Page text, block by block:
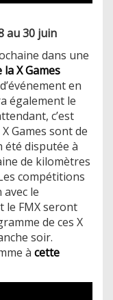
au 30 juin
dans une
X Games
en
également le
c’est
Games sont de
été disputée à
de kilomètres
compétitions
le
le FMX seront
de ces X
soir.
à cette